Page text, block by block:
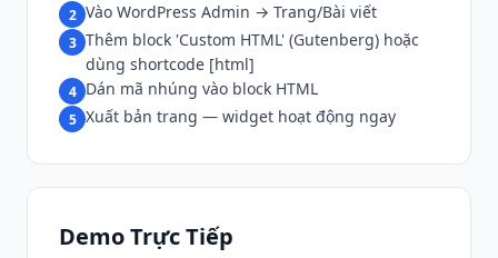
2 Vào WordPress Admin → Trang/Bài viết
3 Thêm block 'Custom HTML' (Gutenberg) hoặc
dùng shortcode [html]
4 Dán mã nhúng vào block HTML
5 Xuất bản trang — widget hoạt động ngay
Demo Trực Tiếp